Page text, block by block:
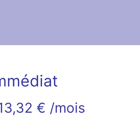
€ /mois